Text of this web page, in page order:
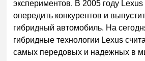
экспериментов. В 2005 году Lexus
опередить конкурентов и
гибридный автомобиль. На
гибридные технологии Lexus
самых передовых и надежных в